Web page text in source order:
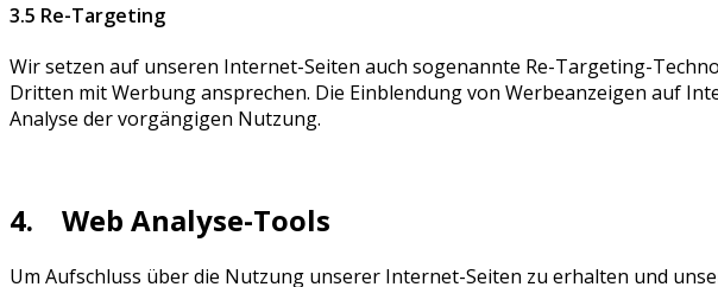
3.5 Re-Targeting
Wir setzen auf unseren Internet-Seiten auch sogenannte Re-Targeting-
Dritten mit Werbung ansprechen. Die Einblendung von Werbeanzeigen auf
Analyse der vorgängigen Nutzung.
4. Web Analyse-Tools
Um Aufschluss über die Nutzung unserer Internet-Seiten zu erhalten und